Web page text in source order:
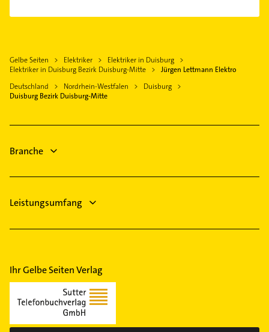
Moers
Ratingen
Neukirchen-Vluyn
Rheinberg
Putzfrau
Gebäudereinigung
Immobilien
Steuerberater
Gelbe Seiten Elektriker
Elektriker in Duisburg
Elektriker in Duisburg Bezirk Duisburg-Mitte
Jürgen Lettmann Elektro
Deutschland
Nordrhein-Westfalen
Duisburg
Duisburg Bezirk Duisburg-Mitte
Branche
Leistungsumfang
Ihr Gelbe Seiten Verlag